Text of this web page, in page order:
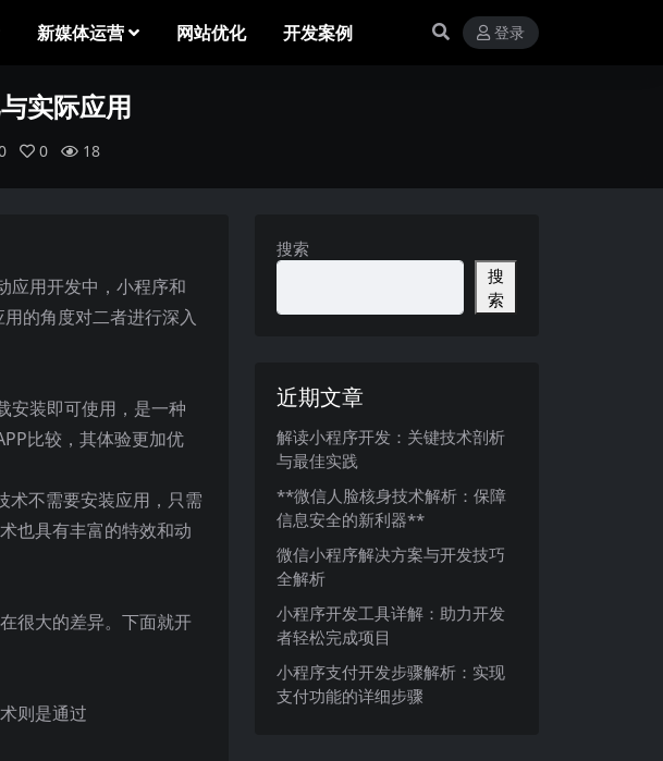
新媒体运营 网站优化 开发案例 登录
实际应用
0 18
应用开发中，小程序和
的角度对二者进行深入
安装即可使用，是一种
比较，其体验更加优
术不需要安装应用，只需
也具有丰富的特效和动
很大的差异。下面就开
则是通过
搜索
搜
索
近期文章
解读小程序开发：关键技术剖析
与最佳实践
**微信人脸核身技术解析：保障
信息安全的新利器**
微信小程序解决方案与开发技巧
全解析
小程序开发工具详解：助力开发
者轻松完成项目
小程序支付开发步骤解析：实现
支付功能的详细步骤